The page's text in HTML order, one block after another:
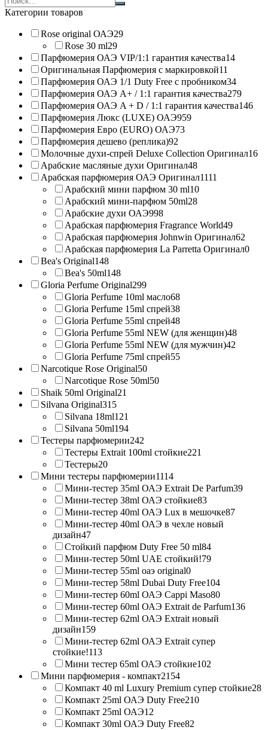
products:
Категории товаров
Rose original ОАЭ29
Rose 30 ml29
Парфюмерия ОАЭ VIP/1:1 гарантия качества14
Оригинальная Парфюмерия с маркировкой11
Парфюмерия ОАЭ 1/1 Duty Free с пробником34
Парфюмерия ОАЭ A+ / 1:1 гарантия качества279
Парфюмерия ОАЭ A + D / 1:1 гарантия качества146
Парфюмерия Люкс (LUXE) ОАЭ959
Парфюмерия Евро (EURO) ОАЭ73
Парфюмерия дешево (реплика)92
Молочные духи-спрей Deluxe Collection Оригинал16
Арабские масляные духи Оригинал48
Арабская парфюмерия ОАЭ Оригинал1111
Арабский мини парфюм 30 ml10
Арабский мини-парфюм 50ml28
Арабские духи ОАЭ998
Арабская парфюмерия Fragrance World49
Арабская парфюмерия Johnwin Оригинал62
Арабская парфюмерия La Parretta Оригинал0
Bea's Original148
Bea's 50ml148
Gloria Perfume Original299
Gloria Perfume 10ml масло68
Gloria Perfume 15ml спрей38
Gloria Perfume 55ml спрей48
Gloria Perfume 55ml NEW (для женщин)48
Gloria Perfume 55ml NEW (для мужчин)42
Gloria Perfume 75ml спрей55
Narcotique Rose Original50
Narcotique Rose 50ml50
Shaik 50ml Original21
Silvana Original315
Silvana 18ml121
Silvana 50ml194
Тестеры парфюмерии242
Тестеры Extrait 100ml стойкие221
Тестеры20
Мини тестеры парфюмерии1114
Мини-тестер 35ml ОАЭ Extrait De Parfum39
Мини-тестер 38ml ОАЭ стойкие83
Мини-тестер 40ml ОАЭ Lux в мешочке87
Мини-тестер 40ml ОАЭ в чехле новый
дизайн47
Стойкий парфюм Duty Free 50 ml84
Мини-тестер 50ml UAE стойкий!79
Мини-тестер 55ml оаэ original0
Мини-тестер 58ml Dubai Duty Free104
Мини-тестер 60ml ОАЭ Cappi Maso80
Мини-тестер 60ml ОАЭ Extrait de Parfum136
Мини-тестер 62ml ОАЭ Extrait новый
дизайн159
Мини-тестер 62ml ОАЭ Extrait супер
стойкие!113
Мини тестер 65ml ОАЭ стойкие102
Мини парфюмерия - компакт2154
Компакт 40 ml Luxury Premium супер стойкие28
Компакт 25ml ОАЭ Duty Free210
Компакт 25ml ОАЭ12
Компакт 30ml ОАЭ Duty Free82